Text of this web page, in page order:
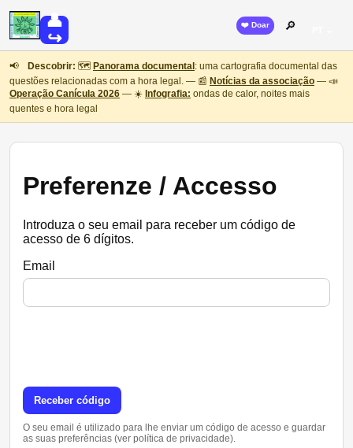
👤
↪
❤️ Doar 🔎
📢 Descobrir: 🗺️ Panorama documental : uma cartografia documental das
questões relacionadas com a hora legal. — 📰 Notícias da associação — 📣
Operação Canícula 2026 — ☀️ Infografia: ondas de calor, noites mais
quentes e hora legal
Preferenze / Accesso
Introduza o seu email para receber um código de
acesso de 6 dígitos.
Email
Receber código
O seu email é utilizado para lhe enviar um código de acesso e guardar
as suas preferências (ver política de privacidade).